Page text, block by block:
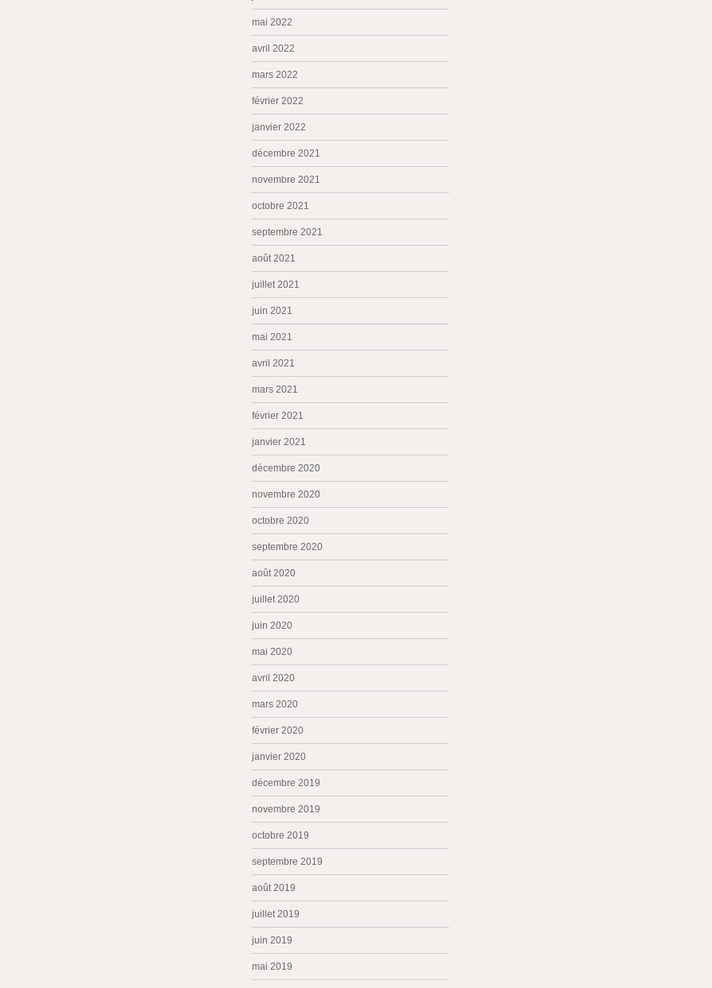
mai 2022
avril 2022
mars 2022
février 2022
janvier 2022
décembre 2021
novembre 2021
octobre 2021
septembre 2021
août 2021
juillet 2021
juin 2021
mai 2021
avril 2021
mars 2021
février 2021
janvier 2021
décembre 2020
novembre 2020
octobre 2020
septembre 2020
août 2020
juillet 2020
juin 2020
mai 2020
avril 2020
mars 2020
février 2020
janvier 2020
décembre 2019
novembre 2019
octobre 2019
septembre 2019
août 2019
juillet 2019
juin 2019
mai 2019